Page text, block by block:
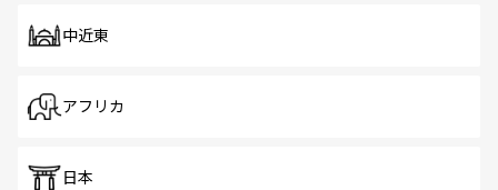
中近東
アフリカ
日本